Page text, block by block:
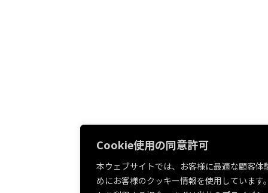
Cookie使用の同意許可
本ウェブサイトでは、お客様に最適な顧客体
めにお客様のクッキー情報を使用しています